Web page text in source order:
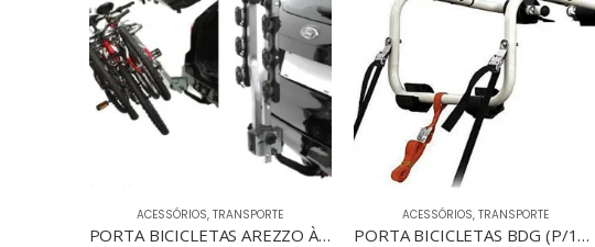
ACESSÓRIOS,TRANSPORTE
PORTA BICICLETAS AREZZO À BOLA
ACESSÓRIOS, TRANSPORTE
PORTA BICICLETAS BDG (P/1BICICLETA)